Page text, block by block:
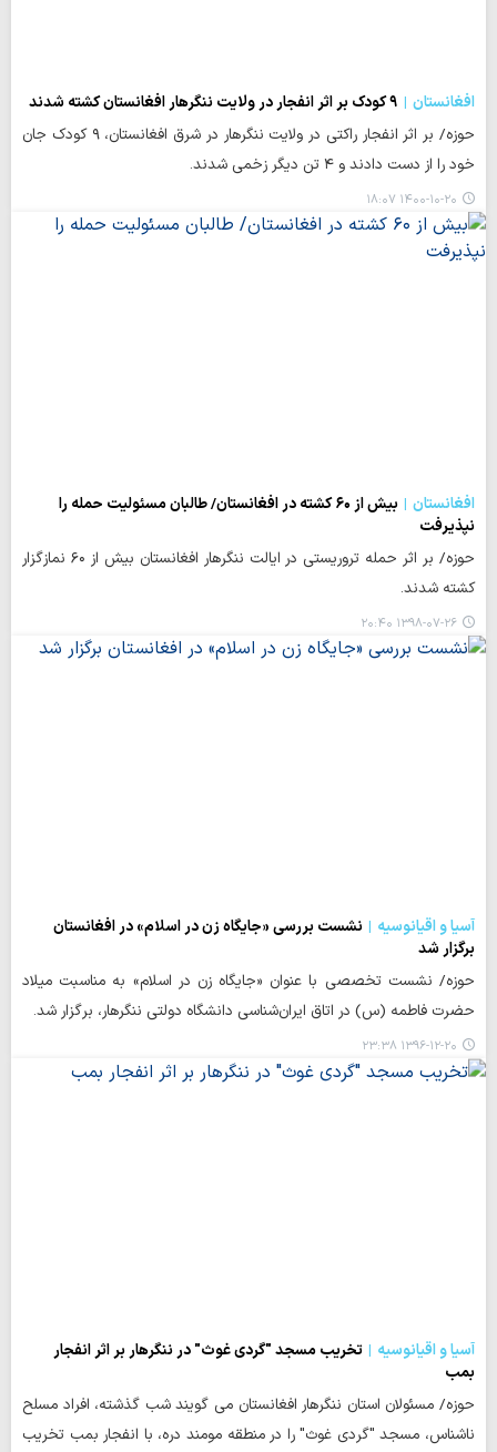
افغانستان
۹ کودک بر اثر انفجار در ولایت ننگرهار افغانستان کشته شدند
حوزه/ بر اثر انفجار راکتی در ولایت ننگرهار در شرق افغانستان، ۹ کودک جان
خود را از دست دادند و ۴ تن دیگر زخمی شدند.
۱۴۰۰-۱۰-۲۰ ۱۸:۰۷
افغانستان
بیش از ۶۰ کشته در افغانستان/ طالبان مسئولیت حمله را
نپذیرفت
حوزه/ بر اثر حمله تروریستی در ایالت ننگرهار افغانستان بیش از ۶۰ نمازگزار
کشته شدند.
۱۳۹۸-۰۷-۲۶ ۲۰:۴۰
آسیا و اقیانوسیه
نشست بررسي «جايگاه زن در اسلام» در افغانستان
برگزار شد
حوزه/ نشست تخصصي با عنوان «جايگاه زن در اسلام» به مناسبت ميلاد
حضرت فاطمه (س) در اتاق ايران‌شناسي دانشگاه دولتي ننگرهار، برگزار شد.
۱۳۹۶-۱۲-۲۰ ۲۳:۳۸
آسیا و اقیانوسیه
تخریب مسجد "گردی غوث" در ننگرهار بر اثر انفجار
بمب
حوزه/ مسئولان استان ننگرهار افغانستان می گویند شب گذشته، افراد مسلح
ناشناس، مسجد "گردی غوث" را در منطقه مومند دره، با انفجار بمب تخریب